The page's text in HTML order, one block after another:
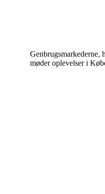
Genbrugsmarkederne,
møder oplevelser i